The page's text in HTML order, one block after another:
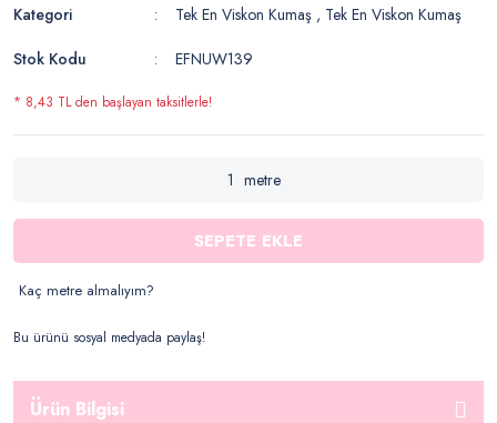
Kategori Tek En Viskon Kumaş , Tek En Viskon Kumaş
Stok Kodu
EFNUW139
* 8,43 TL den başlayan taksitlerle!
metre
SEPETE EKLE
Kaç metre almalıyım?
Bu ürünü sosyal medyada paylaş!
Ürün Bilgisi